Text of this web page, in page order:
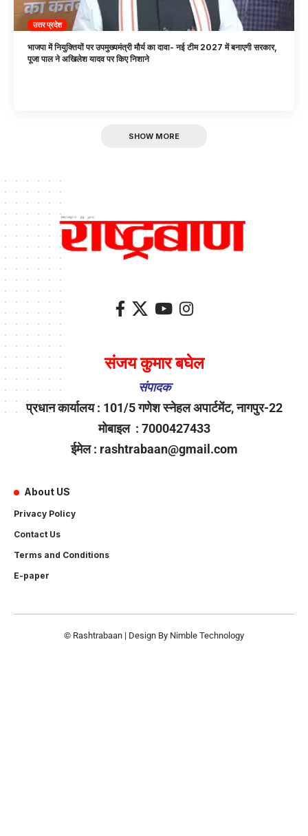
उत्तर प्रदेश
भाजपा में नियुक्तियों पर उपमुख्यमंत्री मौर्य का दावा- नई टीम 2027 में बनाएगी सरकार,
पूजा पाल ने अखिलेश यादव पर किए निशाने
SHOW MORE
संजय कुमार बघेल
संपादक
प्रधान कार्यालय : 101/5 गणेश स्नेहल अपार्टमेंट, नागपुर-22
मोबाइल : 7000427433
ईमेल : rashtrabaan@gmail.com
About US
Privacy Policy
Contact Us
Terms and Conditions
E-paper
© Rashtrabaan | Design By Nimble Technology